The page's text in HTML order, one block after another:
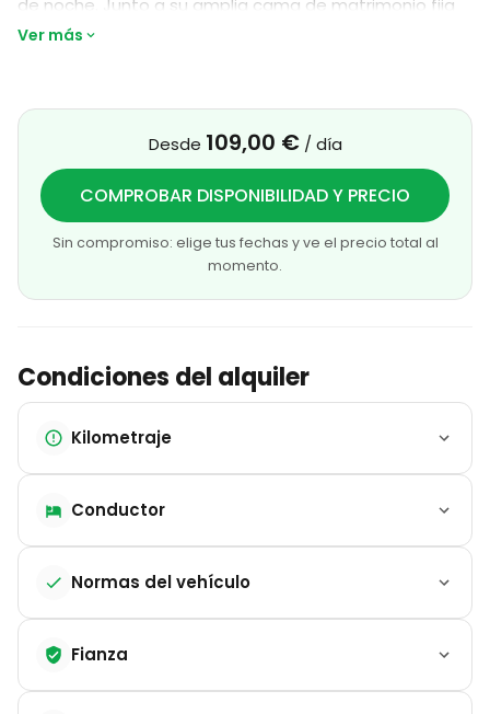
de noche. Junto a su amplia cama de matrimonio fija
sobre la cabina y el salón convertible, el vehículo está
La zona de día ofrece un ambiente muy acogedor
gracias a su salón con asientos enfrentados, ideal para
las comidas en familia. Cuenta con una cocina lineal
equipada con fuegos, amplios espacios de
almacenamiento y un frigorífico de gran capacidad,
además de un baño funcional con cabina de ducha
integrada de forma inteligente. Su excelente
volumen variable, perfecto para transportar bicicletas
y equipaje voluminoso sin restar confort interior.
Ver más
Desde 109,00 € / día
COMPROBAR DISPONIBILIDAD Y PRECIO
Sin compromiso: elige tus fechas y ve el precio total al
momento.
Condiciones del alquiler
Kilometraje
Conductor
Normas del vehículo
Fianza